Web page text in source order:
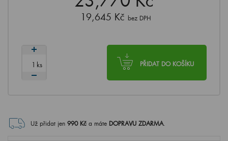
19,645 Kč bez DPH
PŘIDAT DO KOŠÍKU
ks
Už přidat jen 990Kč a máte DOPRAVU ZDARMA.